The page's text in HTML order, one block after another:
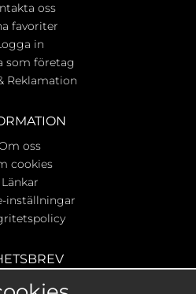
oss
favoriter
in
som företag
Reklamation
oss
cookies
Länkar
inställningar
erbjudanden & nyheter!